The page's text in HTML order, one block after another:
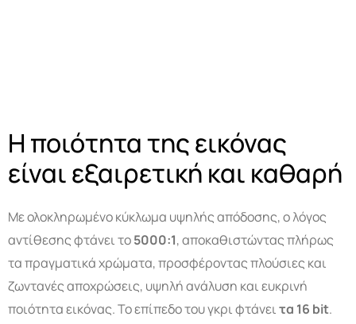
Η ποιότητα της εικόνας
είναι εξαιρετική και καθαρή
Με ολοκληρωμένο κύκλωμα υψηλής απόδοσης, ο λόγος
αντίθεσης φτάνει το5000:1, αποκαθιστώντας πλήρως
τα πραγματικά χρώματα, προσφέροντας πλούσιες και
ζωντανές αποχρώσεις, υψηλή ανάλυση και ευκρινή
ποιότητα εικόνας. Το επίπεδο του γκρι φτάνειτα 16 bit.